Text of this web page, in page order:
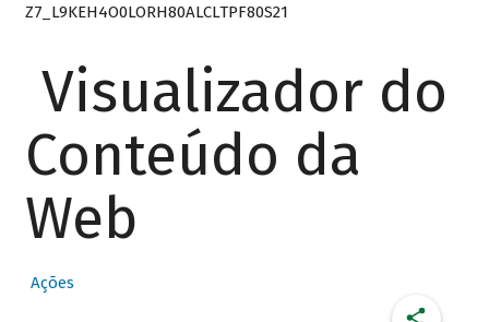
Z7_L9KEH4O0LORH80ALCLTPF80S21
Visualizador do
Conteúdo da
Web
Ações